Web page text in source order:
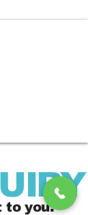
to you.